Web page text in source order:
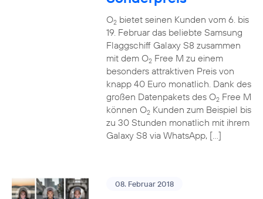
O2bietet seinen Kunden vom 6. bis
19. Februar das beliebte Samsung
Flaggschiff Galaxy S8 zusammen
mit dem O2Free M zu einem
besonders attraktiven Preis von
knapp 40 Euro monatlich. Dank des
großen Datenpakets des O2Free M
können O2Kunden zum Beispiel bis
zu 30 Stunden monatlich mit ihrem
Galaxy S8 via WhatsApp, […]
08. Februar 2018